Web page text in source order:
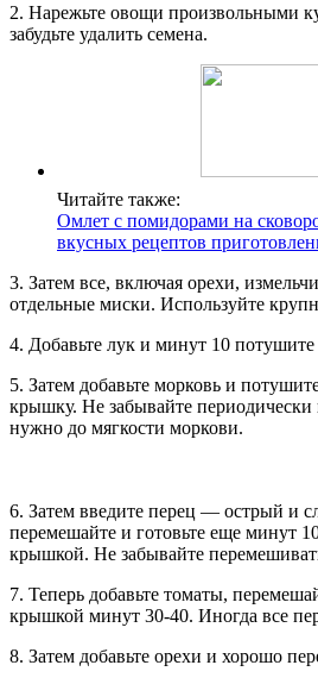
2. Нарежьте овощи произвольными
забудьте удалить семена.
Читайте также:
Омлет с помидорами на
вкусных рецептов
3. Затем все, включая орехи,
отдельные миски. Используйте
4. Добавьте лук и минут 10
5. Затем добавьте морковь и
крышку. Не забывайте периодически
нужно до мягкости моркови.
6. Затем введите перец — острый и
перемешайте и готовьте еще минут
крышкой. Не забывайте
7. Теперь добавьте томаты,
крышкой минут 30-40. Иногда все
8. Затем добавьте орехи и хорошо